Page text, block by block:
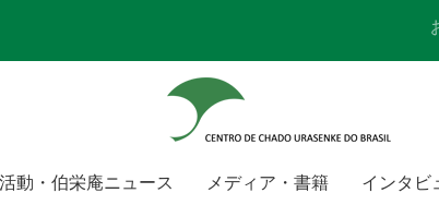
活動・伯栄庵ニュース メディア・書籍 インタビ